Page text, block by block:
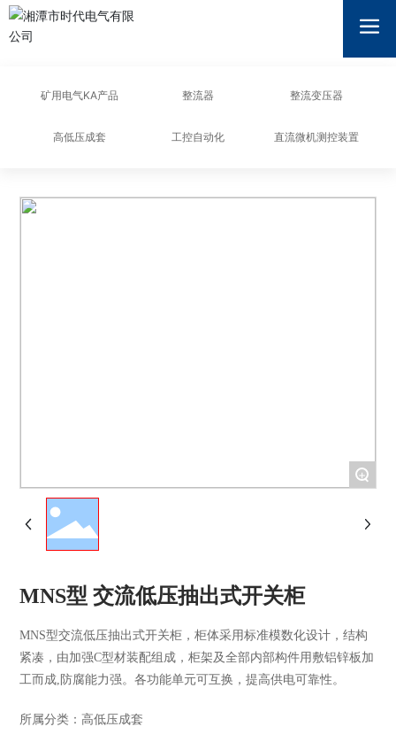
湘潭市时代电气有限公司
矿用电气KA产品 整流器 整流变压器
高低压成套 工控自动化 直流微机测控装置
+
MNS型 交流低压抽出式开关柜
MNS型交流低压抽出式开关柜，柜体采用标准模数化设计，结构
紧凑，由加强C型材装配组成，柜架及全部内部构件用敷铝锌板加
工而成,防腐能力强。各功能单元可互换，提高供电可靠性。
所属分类： 高低压成套